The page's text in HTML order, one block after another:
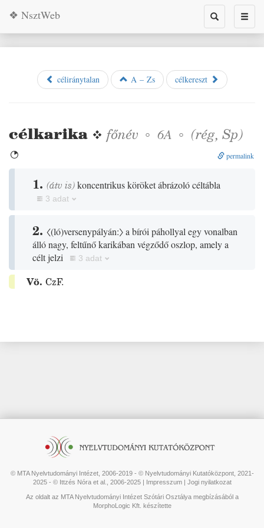
Toggle
search
❖ NsztWeb
céliránytalan A – Zs célkereszt
célkarika ❖ főnév ◦ 6A ◦ (rég, Sp)
 permalink
1. (átv is)koncentrikus köröket ábrázoló céltábla
3 adat
2. 〈(ló)versenypályán:〉a bírói páhollyal egy vonalban
álló nagy, feltűnő karikában végződő oszlop, amely a
célt jelzi
3 adat
Vö. CzF.
© MTA Nyelvtudományi Intézet, 2006-2019 - © Nyelvtudományi Kutatóközpont, 2021-
2025 - © Ittzés Nóra et al., 2006-2025 | Impresszum| Jogi nyilatkozat
Az oldalt az MTA Nyelvtudományi Intézet Szótári Osztálya megbízásából a
MorphoLogic Kft. készítette